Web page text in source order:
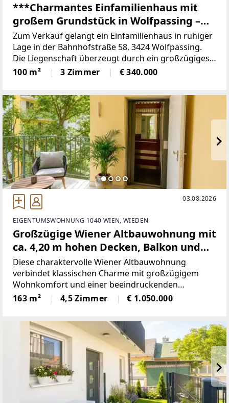
***Charmantes Einfamilienhaus mit
großem Grundstück in Wolfpassing –
viel Potenzial zum fairen Preis
Zum Verkauf gelangt ein Einfamilienhaus in ruhiger
Lage in der Bahnhofstraße 58, 3424 Wolfpassing.
Die Liegenschaft überzeugt durch ein großzügiges
Grundstück von ca. 790 m² sowie eine Wohnfläche
von rund 100 m² und bietet viel Potenzial für
100 m² 3 Zimmer € 340.000
03.08.2026
EIGENTUMSWOHNUNG 1040 WIEN, WIEDEN
Großzügige Wiener Altbauwohnung mit
ca. 4,20 m hohen Decken, Balkon und
direktem Liftzugang
Diese charaktervolle Wiener Altbauwohnung
verbindet klassischen Charme mit großzügigem
Wohnkomfort und einer beeindruckenden
Raumwirkung. Rund 4,20 m hohe Decken, originale
Wiener Flügeltüren, klassischer
Wohnzimmer
163 m² 4,5 Zimmer € 1.050.000